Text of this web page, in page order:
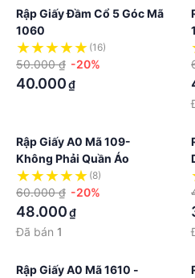
Rập Giấy Đầm Cổ 5 Góc Mã
1060
(16)
50.000 ₫ -20%
40.000₫
Rập Giấy A0 Mã 109-
Không Phải Quần Áo
(8)
60.000 ₫ -20%
48.000₫
Đã bán 1
Rập Giấy A0 Mã 1610 -